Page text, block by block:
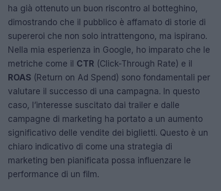
ha già ottenuto un buon riscontro al botteghino,
dimostrando che il pubblico è affamato di storie di
supereroi che non solo intrattengono, ma ispirano.
Nella mia esperienza in Google, ho imparato che le
metriche come il CTR (Click-Through Rate) e il
ROAS (Return on Ad Spend) sono fondamentali per
valutare il successo di una campagna. In questo
caso, l’interesse suscitato dai trailer e dalle
campagne di marketing ha portato a un aumento
significativo delle vendite dei biglietti. Questo è un
chiaro indicativo di come una strategia di
marketing ben pianificata possa influenzare le
performance di un film.